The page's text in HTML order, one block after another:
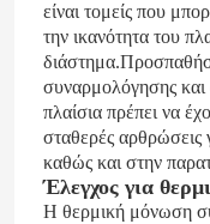
είναι τομείς που
την ικανότητα του
συναρμολόγησης και
πλαίσια πρέπει να
σταθερές αρθρώσεις
καθώς και στην
Έλεγχος για
Η θερμική μόνωση